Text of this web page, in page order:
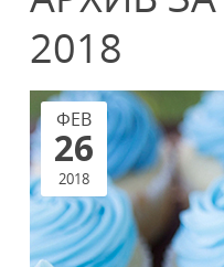
2018
ФЕВ
26
2018